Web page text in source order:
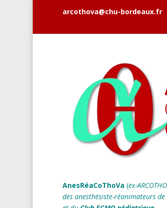
arcothova@chu-bordeaux.fr
AnesRéaCoThoVa (ex-
des anesthésiste-réanimateurs